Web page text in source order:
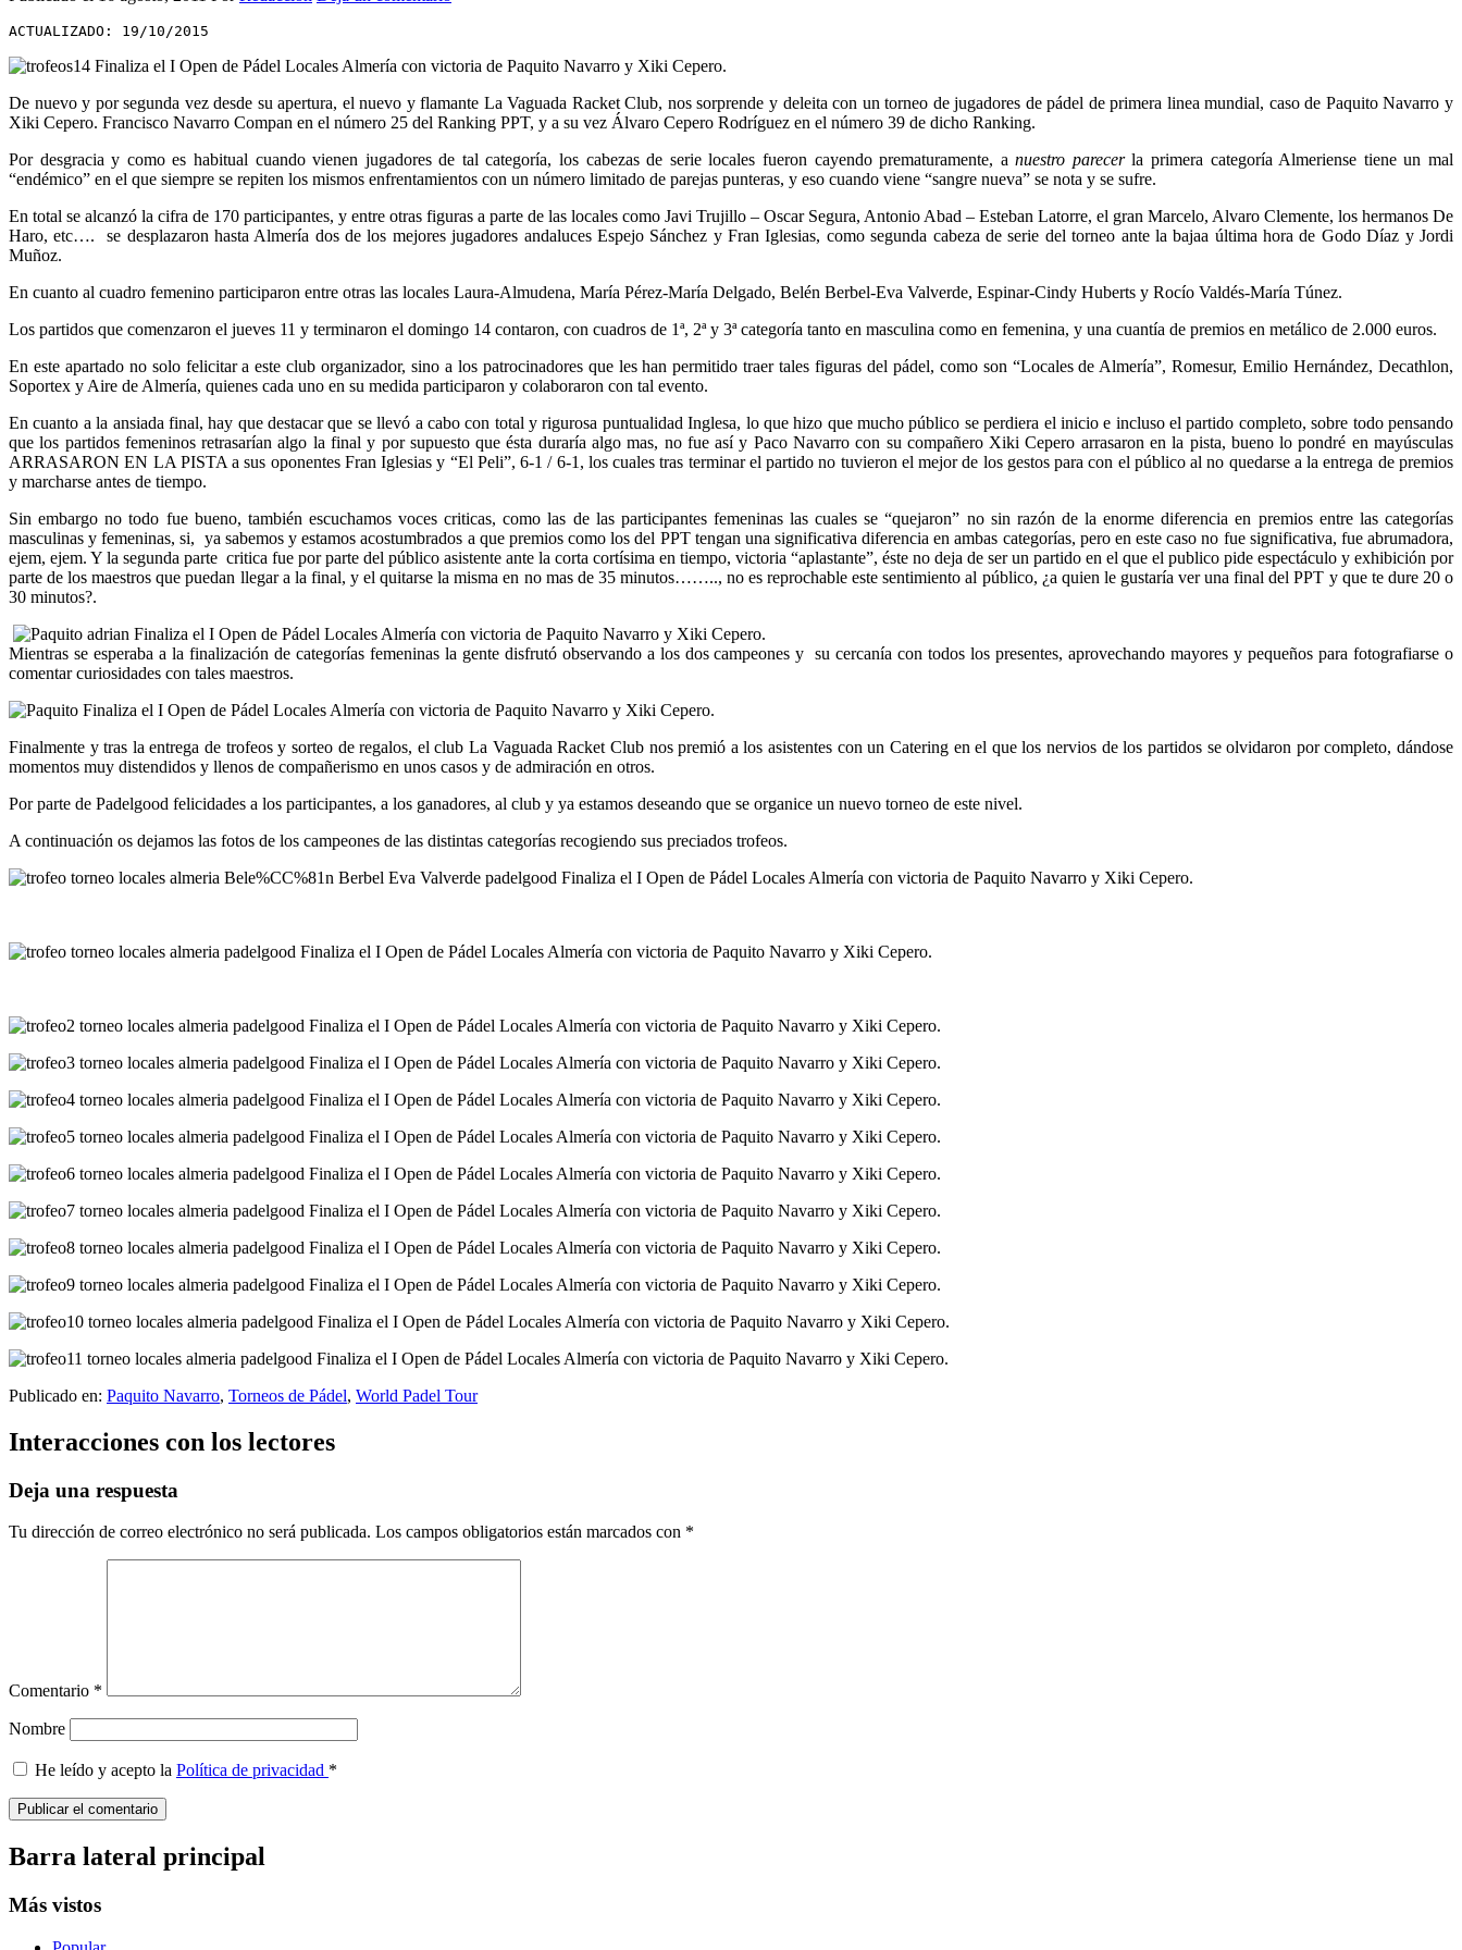
ACTUALIZADO: 19/10/2015
De nuevo y por segunda vez desde su apertura, el nuevo y flamante La Vaguada Racket Club, nos sorprende y deleita con un torneo de jugadores de pádel de primera linea mundial, caso de Paquito Navarro y
Xiki Cepero. Francisco Navarro Compan en el número 25 del Ranking PPT, y a su vez Álvaro Cepero Rodríguez en el número 39 de dicho Ranking.
Por desgracia y como es habitual cuando vienen jugadores de tal categoría, los cabezas de serie locales fueron cayendo prematuramente, anuestro parecerla primera categoría Almeriense tiene un mal
“endémico” en el que siempre se repiten los mismos enfrentamientos con un número limitado de parejas punteras, y eso cuando viene “sangre nueva” se nota y se sufre.
En total se alcanzó la cifra de 170 participantes, y entre otras figuras a parte de las locales como Javi Trujillo – Oscar Segura, Antonio Abad – Esteban Latorre, el gran Marcelo, Alvaro Clemente, los hermanos De
Haro, etc…. se desplazaron hasta Almería dos de los mejores jugadores andaluces Espejo Sánchez y Fran Iglesias, como segunda cabeza de serie del torneo ante la bajaa última hora de Godo Díaz y Jordi
Muñoz.
En cuanto al cuadro femenino participaron entre otras las locales Laura-Almudena, María Pérez-María Delgado, Belén Berbel-Eva Valverde, Espinar-Cindy Huberts y Rocío Valdés-María Túnez.
Los partidos que comenzaron el jueves 11 y terminaron el domingo 14 contaron, con cuadros de 1ª, 2ª y 3ª categoría tanto en masculina como en femenina, y una cuantía de premios en metálico de 2.000 euros.
En este apartado no solo felicitar a este club organizador, sino a los patrocinadores que les han permitido traer tales figuras del pádel, como son “Locales de Almería”, Romesur, Emilio Hernández, Decathlon,
Soportex y Aire de Almería, quienes cada uno en su medida participaron y colaboraron con tal evento.
En cuanto a la ansiada final, hay que destacar que se llevó a cabo con total y rigurosa puntualidad Inglesa, lo que hizo que mucho público se perdiera el inicio e incluso el partido completo, sobre todo pensando
que los partidos femeninos retrasarían algo la final y por supuesto que ésta duraría algo mas, no fue así y Paco Navarro con su compañero Xiki Cepero arrasaron en la pista, bueno lo pondré en mayúsculas
ARRASARON EN LA PISTA a sus oponentes Fran Iglesias y “El Peli”, 6-1 / 6-1, los cuales tras terminar el partido no tuvieron el mejor de los gestos para con el público al no quedarse a la entrega de premios
y marcharse antes de tiempo.
Sin embargo no todo fue bueno, también escuchamos voces criticas, como las de las participantes femeninas las cuales se “quejaron” no sin razón de la enorme diferencia en premios entre las categorías
masculinas y femeninas, si, ya sabemos y estamos acostumbrados a que premios como los del PPT tengan una significativa diferencia en ambas categorías, pero en este caso no fue significativa, fue abrumadora,
ejem, ejem. Y la segunda parte critica fue por parte del público asistente ante la corta cortísima en tiempo, victoria “aplastante”, éste no deja de ser un partido en el que el publico pide espectáculo y exhibición por
parte de los maestros que puedan llegar a la final, y el quitarse la misma en no mas de 35 minutos…….., no es reprochable este sentimiento al público, ¿a quien le gustaría ver una final del PPT y que te dure 20 o
30 minutos?.
Mientras se esperaba a la finalización de categorías femeninas la gente disfrutó observando a los dos campeones y su cercanía con todos los presentes, aprovechando mayores y pequeños para fotografiarse o
comentar curiosidades con tales maestros.
Finalmente y tras la entrega de trofeos y sorteo de regalos, el club La Vaguada Racket Club nos premió a los asistentes con un Catering en el que los nervios de los partidos se olvidaron por completo, dándose
momentos muy distendidos y llenos de compañerismo en unos casos y de admiración en otros.
Por parte de Padelgood felicidades a los participantes, a los ganadores, al club y ya estamos deseando que se organice un nuevo torneo de este nivel.
A continuación os dejamos las fotos de los campeones de las distintas categorías recogiendo sus preciados trofeos.
Publicado en: Paquito Navarro, Torneos de Pádel, World Padel Tour
Interacciones con los lectores
Deja una respuesta
Tu dirección de correo electrónico no será publicada. Los campos obligatorios están marcados con *
Comentario *
Nombre
He leído y acepto la Política de privacidad *
Barra lateral principal
Más vistos